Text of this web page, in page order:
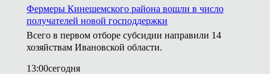
Фермеры Кинешемского района вошли в число
получателей новой господдержки
Всего в первом отборе субсидии направили 14
хозяйствам Ивановской области.
13:00сегодня